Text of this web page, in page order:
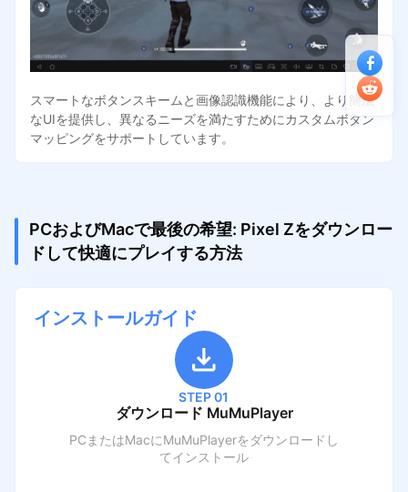
スマートなボタンスキームと画像認識機能により、より簡潔
なUIを提供し、異なるニーズを満たすためにカスタムボタン
マッピングをサポートしています。
PCおよびMacで最後の希望: Pixel Zをダウンロー
ドして快適にプレイする方法
インストールガイド
STEP 01
ダウンロード MuMuPlayer
PCまたはMacにMuMuPlayerをダウンロードし
てインストール